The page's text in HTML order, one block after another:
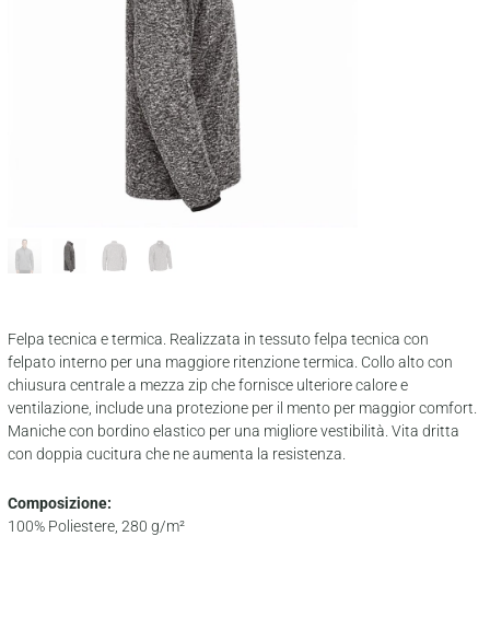
Felpa tecnica e termica. Realizzata in tessuto felpa tecnica con
felpato interno per una maggiore ritenzione termica. Collo alto con
chiusura centrale a mezza zip che fornisce ulteriore calore e
ventilazione, include una protezione per il mento per maggior comfort.
Maniche con bordino elastico per una migliore vestibilità. Vita dritta
con doppia cucitura che ne aumenta la resistenza.
Composizione:
100% Poliestere, 280 g/m²